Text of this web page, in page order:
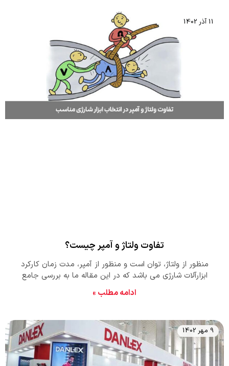
تفاوت ولتاژ و آمپر چیست؟
11 آذر 1402
منظور از ولتاژ، توان است و منظور از آمپر، مدت زمان کارکرد
ابزارآلات شارژی می باشد که در این مقاله ما به بررسی جامع
تفاوت ولتاژ و آمپر پرداخته‌ایم تا اطلاعات لازم را به دست آورید.
ادامه مطلب »
9 مهر 1402